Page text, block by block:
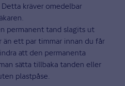
kräver omedelbar
permanent tand slagits ut
än ett par timmar innan du får
att den permanenta
sätta tillbaka tanden eller
plastpåse.